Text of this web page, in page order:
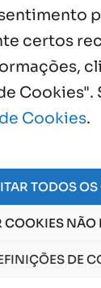
certos
Cookies".
Cookies.
TODOS
COOKIES NÃO
DE
Nossa
Aviso de